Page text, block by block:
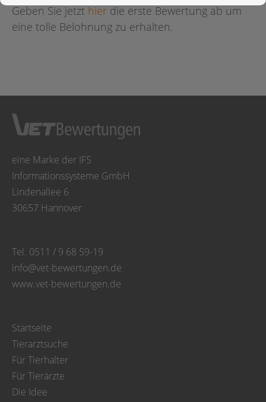
Geben Sie jetzt hier die erste Bewertung ab um
eine tolle Belohnung zu erhalten.
eine Marke der IFS
Informationssysteme GmbH
Lindenallee 6
30657 Hannover
Tel. 0511 / 9 68 59-19
info@vet-bewertungen.de
www.vet-bewertungen.de
Startseite
Tierarztsuche
Für Tierhalter
Für Tierärzte
Die Idee